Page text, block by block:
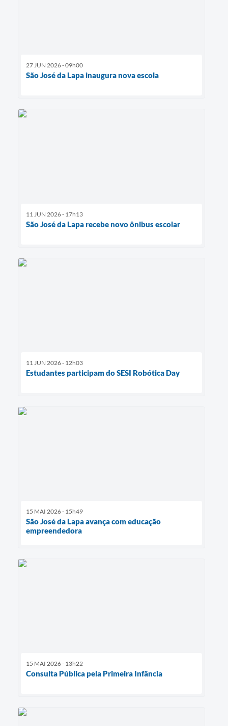
27 JUN 2026 - 09h00
São José da Lapa inaugura nova escola
11 JUN 2026 - 17h13
São José da Lapa recebe novo ônibus escolar
11 JUN 2026 - 12h03
Estudantes participam do SESI Robótica Day
15 MAI 2026 - 15h49
São José da Lapa avança com educação
empreendedora
15 MAI 2026 - 13h22
Consulta Pública pela Primeira Infância